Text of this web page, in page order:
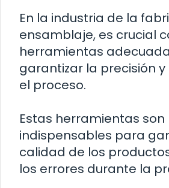
En la industria de la
ensamblaje, es crucial
herramientas
garantizar la precisión
el proceso.
Estas herramientas son
indispensables para
calidad de los
los errores durante la